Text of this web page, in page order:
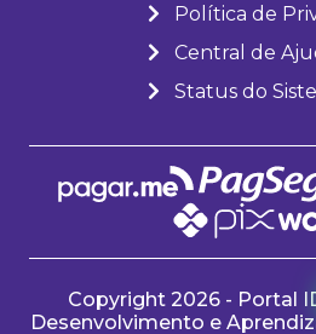
Política de
Central de
Status do
Copyright 2026 - Portal
Desenvolvimento e